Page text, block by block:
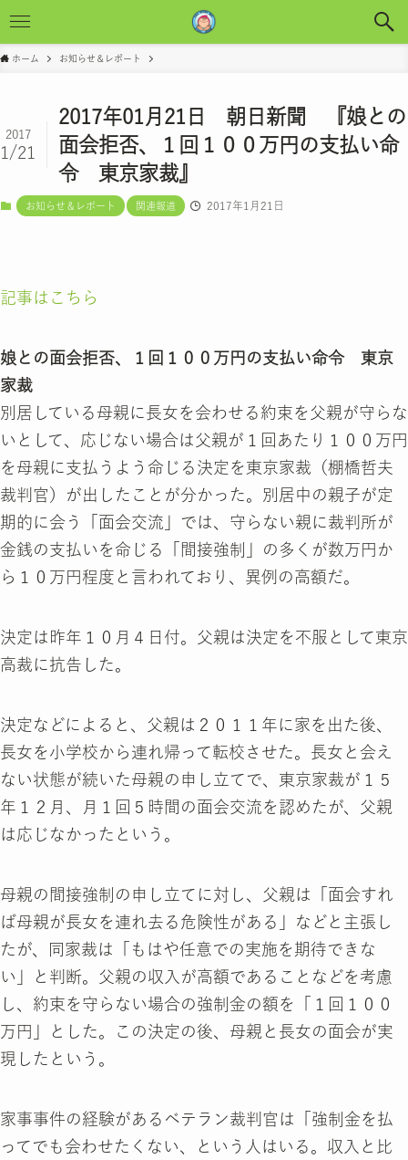
ホーム お知らせ＆レポート
2017年01月21日 朝日新聞 『娘との
面会拒否、１回１００万円の支払い命
令 東京家裁』
2017
1/21
お知らせ＆レポート 関連報道 2017年1月21日
記事はこちら
娘との面会拒否、１回１００万円の支払い命令 東京
家裁
別居している母親に長女を会わせる約束を父親が守らな
いとして、応じない場合は父親が１回あたり１００万円
を母親に支払うよう命じる決定を東京家裁（棚橋哲夫
裁判官）が出したことが分かった。別居中の親子が定
期的に会う「面会交流」では、守らない親に裁判所が
金銭の支払いを命じる「間接強制」の多くが数万円か
ら１０万円程度と言われており、異例の高額だ。
決定は昨年１０月４日付。父親は決定を不服として東京
高裁に抗告した。
決定などによると、父親は２０１１年に家を出た後、
長女を小学校から連れ帰って転校させた。長女と会え
ない状態が続いた母親の申し立てで、東京家裁が１５
年１２月、月１回５時間の面会交流を認めたが、父親
は応じなかったという。
母親の間接強制の申し立てに対し、父親は「面会すれ
ば母親が長女を連れ去る危険性がある」などと主張し
たが、同家裁は「もはや任意での実施を期待できな
い」と判断。父親の収入が高額であることなどを考慮
し、約束を守らない場合の強制金の額を「１回１００
万円」とした。この決定の後、母親と長女の面会が実
現したという。
家事事件の経験があるベテラン裁判官は「強制金を払
ってでも会わせたくない、という人はいる。収入と比